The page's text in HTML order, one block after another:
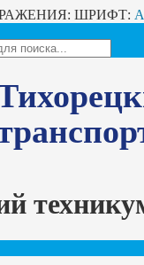
ШРИФТ: A